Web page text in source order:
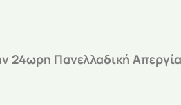
24ωρη Πανελλαδική